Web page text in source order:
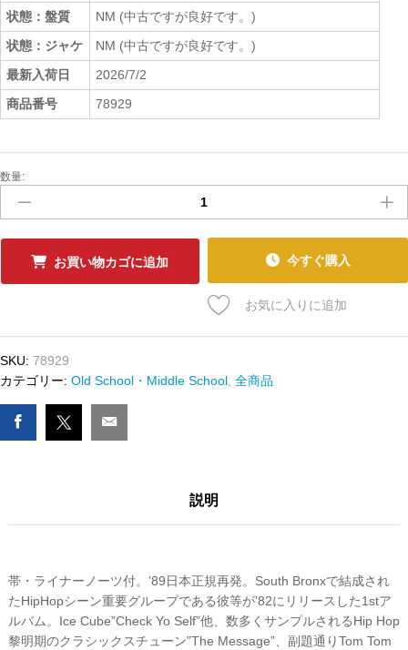
状態：盤質
NM (中古ですが良好です。)
状態：ジャケ
NM (中古ですが良好です。)
最新入荷日
2026/7/2
商品番号
78929
中
ﾚ
ｺ
ﾄﾞ
&
THE
FURIOUS
FIVE
THE
数量:
お買い物カゴに追加 今すぐ購入
お気に入りに追加
SKU: 78929
カテゴリー: Old School・Middle School, 全商品
説明
帯・ライナーノーツ付。’89日本正規再発。South Bronxで結成され
たHipHopシーン重要グループである彼等が’82にリリースした1stア
ルバム。Ice Cube”Check Yo Self”他、数多くサンプルされるHip Hop
黎明期のクラシックスチューン”The Message”、副題通りTom Tom